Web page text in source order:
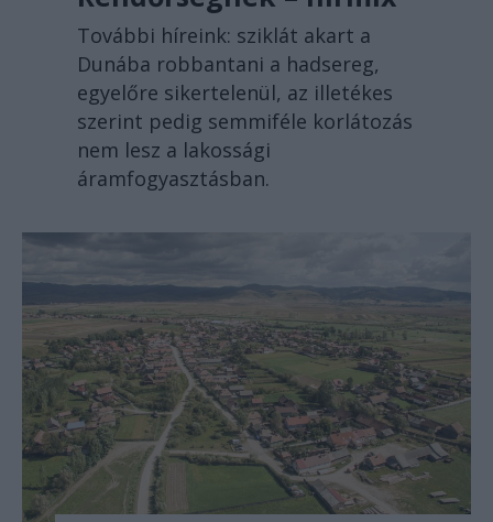
További híreink: sziklát akart a
Dunába robbantani a hadsereg,
egyelőre sikertelenül, az illetékes
szerint pedig semmiféle korlátozás
nem lesz a lakossági
áramfogyasztásban.